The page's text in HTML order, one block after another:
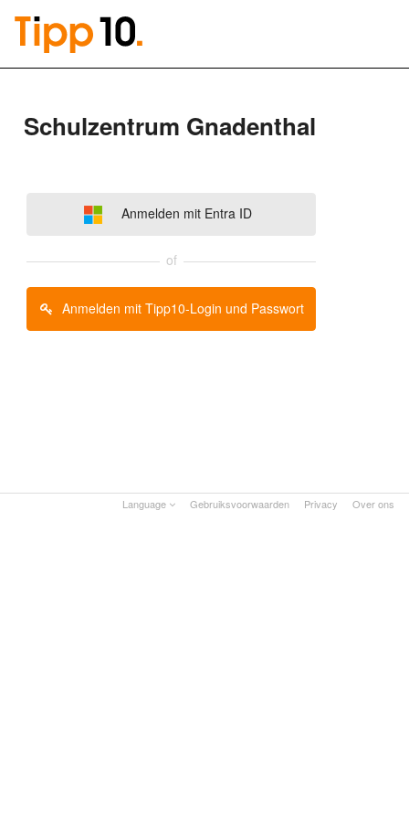
Schulzentrum Gnadenthal
Anmelden mit Entra ID
of
Anmelden mit Tipp10-Login und Passwort
Language Gebruiksvoorwaarden Privacy Over ons